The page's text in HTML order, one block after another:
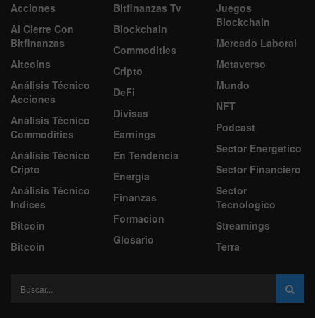
Acciones
Al Cierre Con
Bitfinanzas
Altcoins
Análisis Técnico
Acciones
Análisis Técnico
Commodities
Análisis Técnico
Cripto
Análisis Técnico
Indices
Bitcoin
Bitcoin
Bitfinanzas Tv
Blockchain
Commodities
Cripto
DeFi
Divisas
Earnings
En Tendencia
Energía
Finanzas
Formacion
Glosario
Juegos
Blockchain
Mercado Laboral
Metaverso
Mundo
NFT
Podcast
Sector Energético
Sector Financiero
Sector
Tecnologico
Streamings
Terra